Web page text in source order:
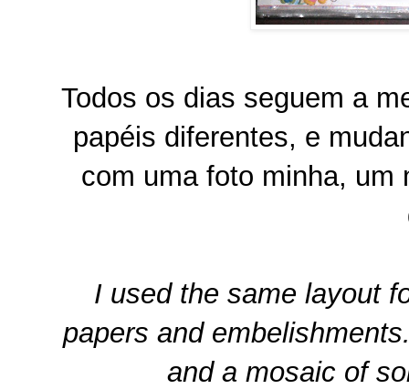
Todos os dias seguem a
papéis diferentes, e
com uma foto minha, um
I used the same layout
papers and
and a mosaic of